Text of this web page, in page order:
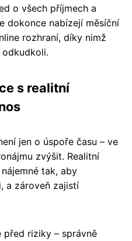
o všech příjmech a
dokonce nabízejí měsíční
rozhraní, díky nimž
s realitní
jen o úspoře času – ve
zvýšit. Realitní
tak, aby
a zároveň zajistí
před riziky – správně